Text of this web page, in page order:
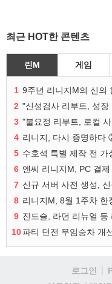
최근 HOT한 콘텐츠
린M 게임
1 9주년 리니지M의 신의
2
3
4 리니지, 다시 증명하다
5
6 엔씨 리니지M, PC 결
7
8 리니지M, 8월 1주차 한
9 진드슬, 라던 리뉴얼
10파티 던전 무임승차 개
로그인